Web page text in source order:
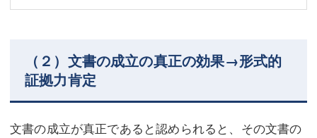
（２）文書の成立の真正の効果→形式的
証拠力肯定
文書の成立が真正であると認められると、その文書の